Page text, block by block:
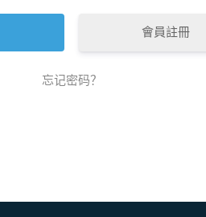
會員註冊
忘记密码？